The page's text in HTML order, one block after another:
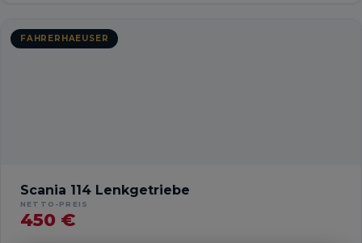
FAHRERHAEUSER
Scania 114 Lenkgetriebe
NETTO-PREIS
450 €